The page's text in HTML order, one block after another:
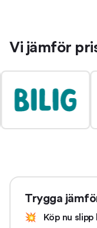
Vi jämför
Trygga
💥
Köp nu